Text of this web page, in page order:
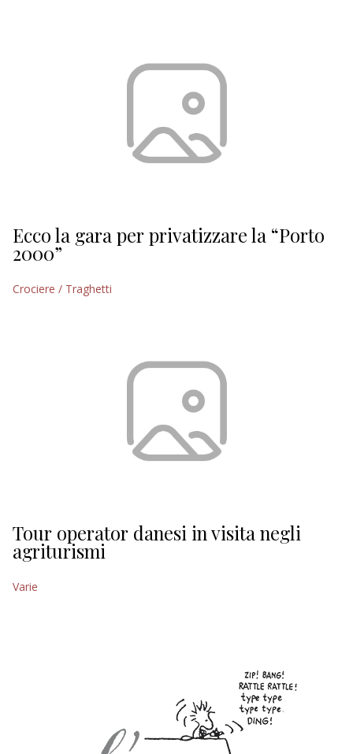
Ecco la gara per privatizzare la “Porto
2000”
Crociere / Traghetti
Tour operator danesi in visita negli
agriturismi
Varie